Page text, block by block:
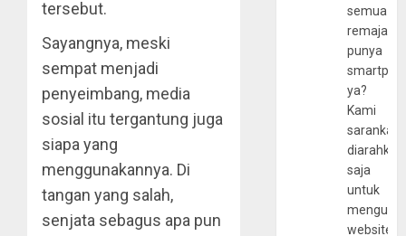
tersebut.
Sayangnya, meski
sempat menjadi
penyeimbang, media
sosial itu tergantung juga
siapa yang
menggunakannya. Di
tangan yang salah,
senjata sebagus apa pun
semua
remaja
punya
ya?
Kami
sarankan,
diarahkan
saja
untuk
website